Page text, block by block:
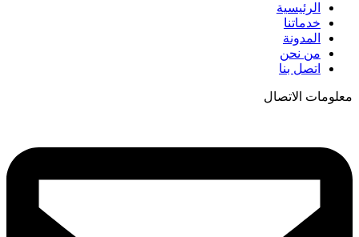
الرئيسية
خدماتنا
المدونة
من نحن
اتصل بنا
معلومات الاتصال